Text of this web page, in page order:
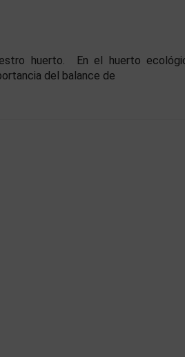
huerto. En el huerto
del balance de